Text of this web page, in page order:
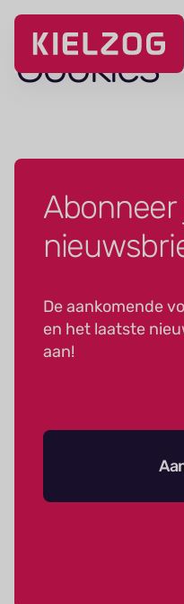
Navigatie
overslaan
Cookies
Abonneer
De aankomende
en het laatste
aan!